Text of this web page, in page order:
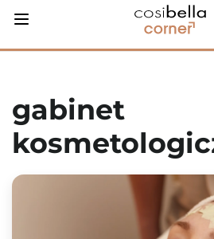
gabinet